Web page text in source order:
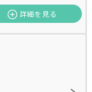
詳細を見る